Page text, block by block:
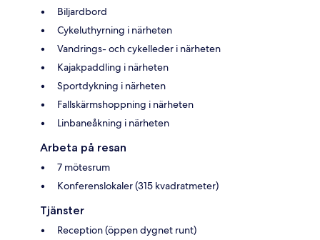
Biljardbord
Cykeluthyrning i närheten
Vandrings- och cykelleder i närheten
Kajakpaddling i närheten
Sportdykning i närheten
Fallskärmshoppning i närheten
Linbaneåkning i närheten
Arbeta på resan
7 mötesrum
Konferenslokaler (315 kvadratmeter)
Tjänster
Reception (öppen dygnet runt)